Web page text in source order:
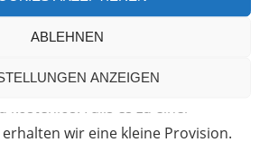
ABLEHNEN
ANZEIGEN
Europa.
über diesen Banner erhältst Du
bei der Camper Oase ist
Falls es zu einer
wir eine kleine Provision.